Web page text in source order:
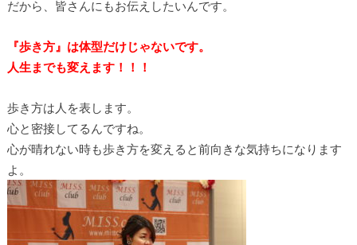
だから、皆さんにもお伝えしたいんです。
『歩き方』は体型だけじゃないです。
人生までも変えます！！！
歩き方は人を表します。
心と密接してるんですね。
心が晴れない時も歩き方を変えると前向きな気持ちになります
よ。